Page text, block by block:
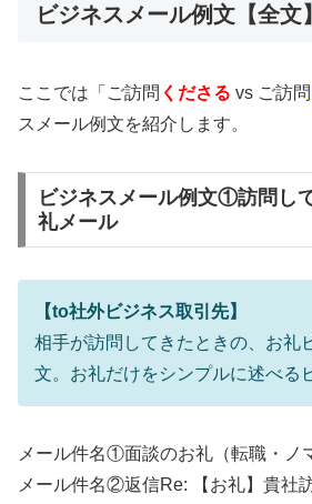
ビジネスメール例文【全文】
ここでは「ご訪問 くださる vs ご訪問
スメール例文を紹介します。
ビジネスメール例文①訪問し
礼メール
【to社外ビジネス取引先】
相手が訪問してきたときの、お礼
文。お礼だけをシンプルに述べる
メール件名①面談のお礼（転職・ノ
メール件名②返信Re: 【お礼】貴社